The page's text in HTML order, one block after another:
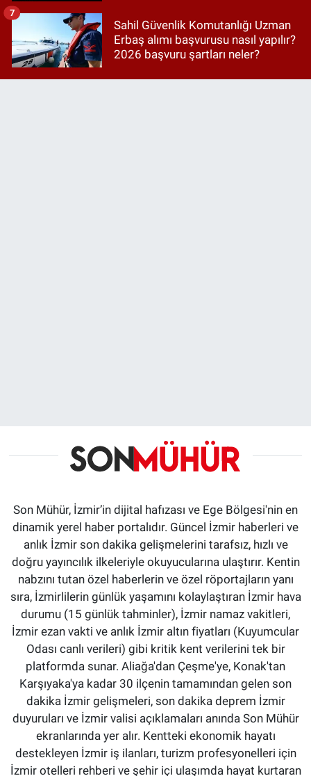
Sahil Güvenlik Komutanlığı Uzman
Erbaş alımı başvurusu nasıl yapılır?
2026 başvuru şartları neler?
7
Son Mühür, İzmir’in dijital hafızası ve Ege Bölgesi'nin en
dinamik yerel haber portalıdır. Güncel İzmir haberleri ve
anlık İzmir son dakika gelişmelerini tarafsız, hızlı ve
doğru yayıncılık ilkeleriyle okuyucularına ulaştırır. Kentin
nabzını tutan özel haberlerin ve özel röportajların yanı
sıra, İzmirlilerin günlük yaşamını kolaylaştıran İzmir hava
durumu (15 günlük tahminler), İzmir namaz vakitleri,
İzmir ezan vakti ve anlık İzmir altın fiyatları (Kuyumcular
Odası canlı verileri) gibi kritik kent verilerini tek bir
platformda sunar. Aliağa'dan Çeşme'ye, Konak'tan
Karşıyaka'ya kadar 30 ilçenin tamamından gelen son
dakika İzmir gelişmeleri, son dakika deprem İzmir
duyuruları ve İzmir valisi açıklamaları anında Son Mühür
ekranlarında yer alır. Kentteki ekonomik hayatı
destekleyen İzmir iş ilanları, turizm profesyonelleri için
İzmir otelleri rehberi ve şehir içi ulaşımda hayat kurtaran